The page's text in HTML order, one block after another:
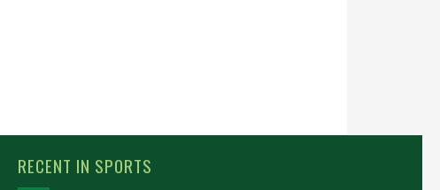
RECENT IN SPORTS